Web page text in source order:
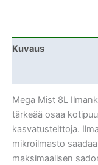
Kuvaus
Mega Mist 8L
tärkeää osaa
kasvatustelttoja.
mikroilmasto
maksimaalisen